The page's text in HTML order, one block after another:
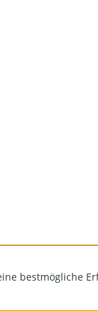
bestmögliche